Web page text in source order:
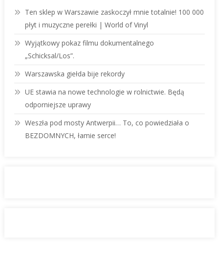
Ten sklep w Warszawie zaskoczył mnie totalnie! 100 000
płyt i muzyczne perełki | World of Vinyl
Wyjątkowy pokaz filmu dokumentalnego
„Schicksal/Los”.
Warszawska giełda bije rekordy
UE stawia na nowe technologie w rolnictwie. Będą
odporniejsze uprawy
Weszła pod mosty Antwerpii… To, co powiedziała o
BEZDOMNYCH, łamie serce!